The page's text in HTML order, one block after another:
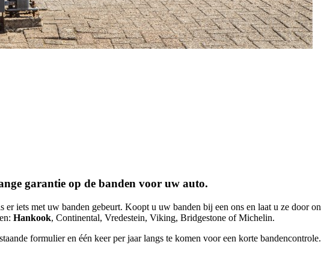
garantie op de banden voor uw auto.
iets met uw banden gebeurt. Koopt u uw banden bij een ons en laat u ze door
Hankook, Continental, Vredestein, Viking, Bridgestone of Michelin.
formulier en één keer per jaar langs te komen voor een korte